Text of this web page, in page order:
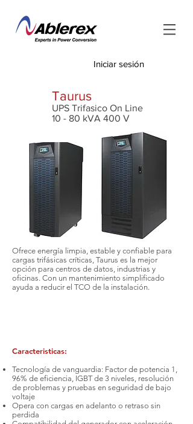
Iniciar sesión
Taurus
UPS Trifasico On Line
10 - 80 kVA 400 V
Ofrece energía limpia, estable y confiable para
cargas trifásicas críticas, Taurus es la mejor
opción para centros de datos, industrias y
oficinas. Con un mantenimiento simplificado
ayuda a reducir el TCO de la instalación.
Caracteristicas:
Tecnología de vanguardia: Factor de potencia 1,
96% de eficiencia, IGBT de 3 niveles, resolución
de problemas y pruebas en seguridad de bajo
voltaje
Opera con cargas en adelanto o retraso sin
perdida